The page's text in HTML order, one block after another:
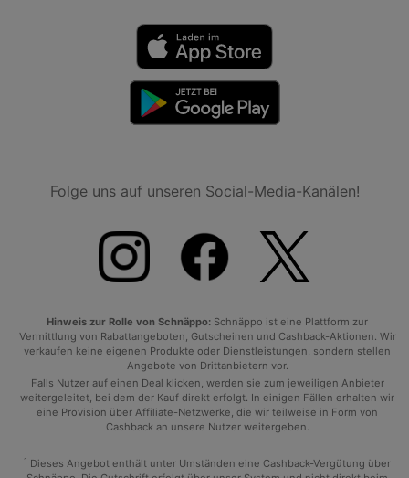
Folge uns auf unseren Social-Media-Kanälen!
Hinweis zur Rolle von Schnäppo: Schnäppo ist eine Plattform zur
Vermittlung von Rabattangeboten, Gutscheinen und Cashback-Aktionen. Wir
verkaufen keine eigenen Produkte oder Dienstleistungen, sondern stellen
Angebote von Drittanbietern vor.
Falls Nutzer auf einen Deal klicken, werden sie zum jeweiligen Anbieter
weitergeleitet, bei dem der Kauf direkt erfolgt. In einigen Fällen erhalten wir
eine Provision über Affiliate-Netzwerke, die wir teilweise in Form von
Cashback an unsere Nutzer weitergeben.
1 Dieses Angebot enthält unter Umständen eine Cashback-Vergütung über